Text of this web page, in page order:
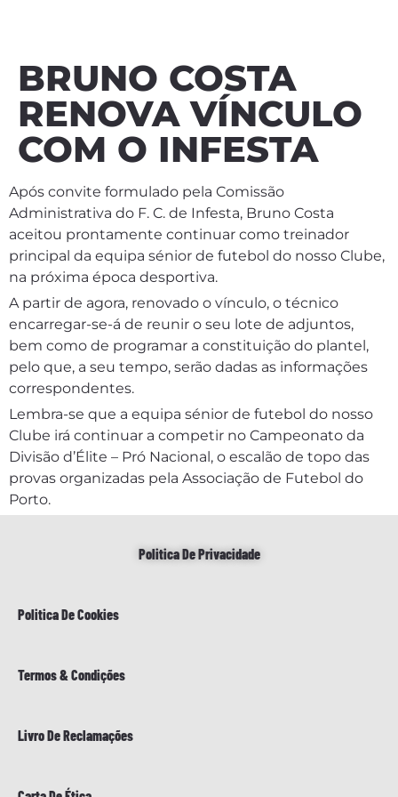
BRUNO COSTA
RENOVA VÍNCULO
COM O INFESTA
Após convite formulado pela Comissão
Administrativa do F. C. de Infesta, Bruno Costa
aceitou prontamente continuar como treinador
principal da equipa sénior de futebol do nosso Clube,
na próxima época desportiva.
A partir de agora, renovado o vínculo, o técnico
encarregar-se-á de reunir o seu lote de adjuntos,
bem como de programar a constituição do plantel,
pelo que, a seu tempo, serão dadas as informações
correspondentes.
Lembra-se que a equipa sénior de futebol do nosso
Clube irá continuar a competir no Campeonato da
Divisão d’Élite – Pró Nacional, o escalão de topo das
provas organizadas pela Associação de Futebol do
Porto.
Politica De Privacidade
Politica De Cookies
Termos & Condições
Livro De Reclamações